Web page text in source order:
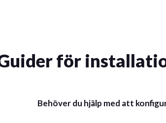
för
Behöver du hjälp med att